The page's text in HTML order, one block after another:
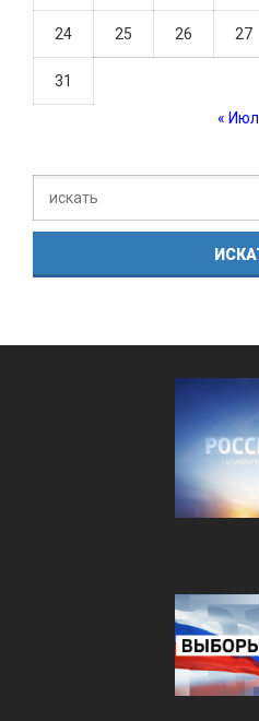
24 25 26 27
31
« Июл